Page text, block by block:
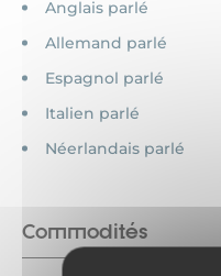
Anglais parlé
Allemand parlé
Espagnol parlé
Italien parlé
Néerlandais parlé
Commodités